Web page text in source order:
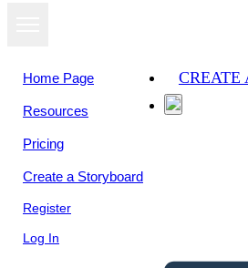
Home Page
Resources
Pricing
Create a Storyboard
Register
Log In
CREATE
View as
slideshow